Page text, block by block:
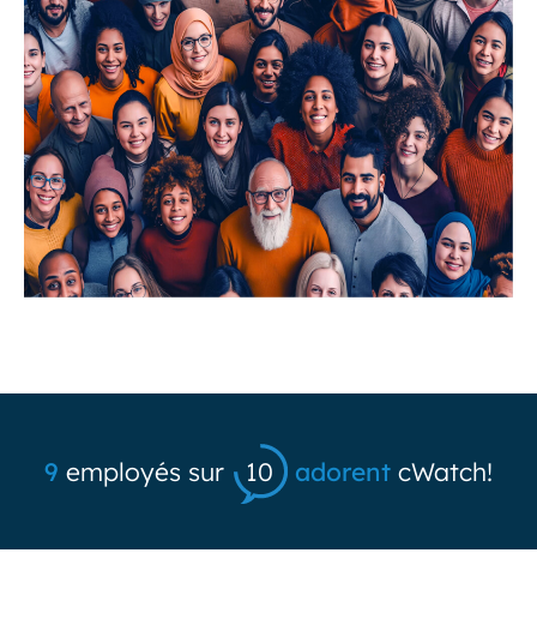
9 employés sur 10 adorent cWatch!